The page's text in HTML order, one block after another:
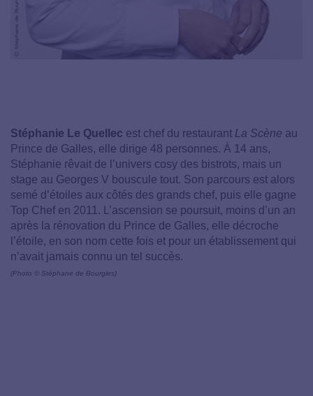
Stéphanie Le Quellec est chef du restaurant La Scène au
Prince de Galles, elle dirige 48 personnes. À 14 ans,
Stéphanie rêvait de l’univers cosy des bistrots, mais un
stage au Georges V bouscule tout. Son parcours est alors
semé d’étoiles aux côtés des grands chef, puis elle gagne
Top Chef en 2011. L’ascension se poursuit, moins d’un an
après la rénovation du Prince de Galles, elle décroche
l’étoile, en son nom cette fois et pour un établissement qui
n’avait jamais connu un tel succès.
(Photo © Stéphane de Bourgies)